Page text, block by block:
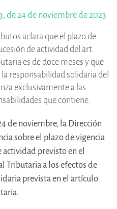
de 24 de noviembre de 2023
aclara que el plazo de
de actividad del art.
es de doce meses y que
responsabilidad solidaria del
exclusivamente a las
que contiene.
de noviembre, la Dirección
sobre el plazo de vigencia
previsto en el
Tributaria a los efectos de
prevista en el artículo